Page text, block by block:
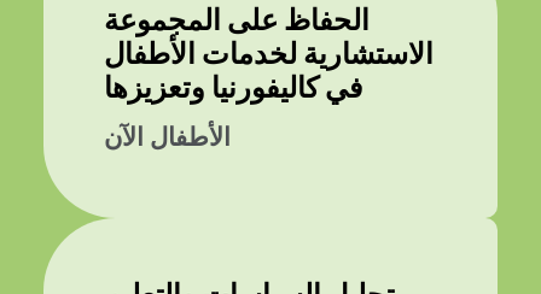
الحفاظ على المجموعة
الاستشارية لخدمات الأطفال
في كاليفورنيا وتعزيزها
الأطفال الآن